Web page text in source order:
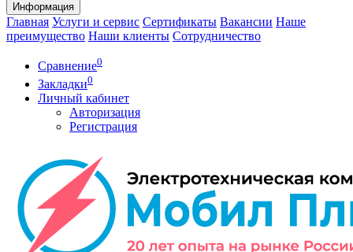
Информация
Главная Услуги и сервис Сертификаты Вакансии Наше
преимущество Наши клиенты Сотрудничество
Сравнение0
Закладки0
Личный кабинет
Авторизация
Регистрация